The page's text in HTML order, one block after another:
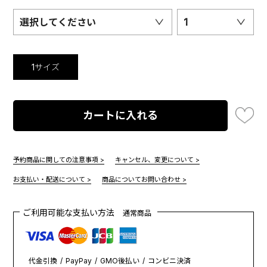
選択してください 1
1サイズ
カートに入れる
予約商品に関しての注意事項 > キャンセル、変更について >
お支払い・配送について > 商品についてお問い合わせ >
ご利用可能な支払い方法通常商品
代金引換 PayPay GMO後払い コンビニ決済